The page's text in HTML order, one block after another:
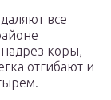
все
коры,
отгибают и